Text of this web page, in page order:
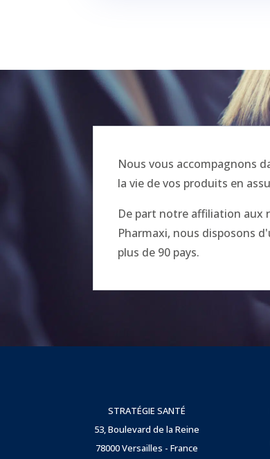
Nous vous accompagnons
la vie de vos produits en
De part notre affiliation aux
Pharmaxi, nous disposons
plus de 90 pays.
STRATÉGIE SANTÉ
53, Boulevard de la Reine
78000 Versailles - France